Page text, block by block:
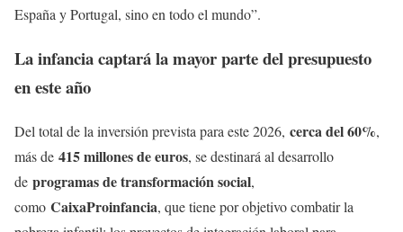
España y Portugal, sino en todo el mundo”.
La infancia captará la mayor parte del presupuesto
en este año
Del total de la inversión prevista para este 2026, cerca del 60%,
más de 415 millones de euros, se destinará al desarrollo
de programas de transformación social,
como CaixaProinfancia, que tiene por objetivo combatir la